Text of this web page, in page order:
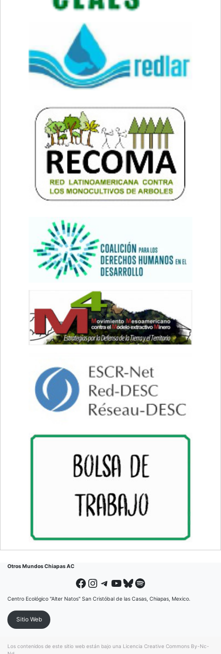
Otros Mundos Chiapas AC
Facebook Instagram Telegram YouTube Bluesky Spotify
Centro Ecológico "Alter Natos" San Cristóbal de las Casas, Chiapas, Mexico.
Sitio Web
Los contenidos de este sitio web están bajo una Licencia Creative Commons By-Nc-